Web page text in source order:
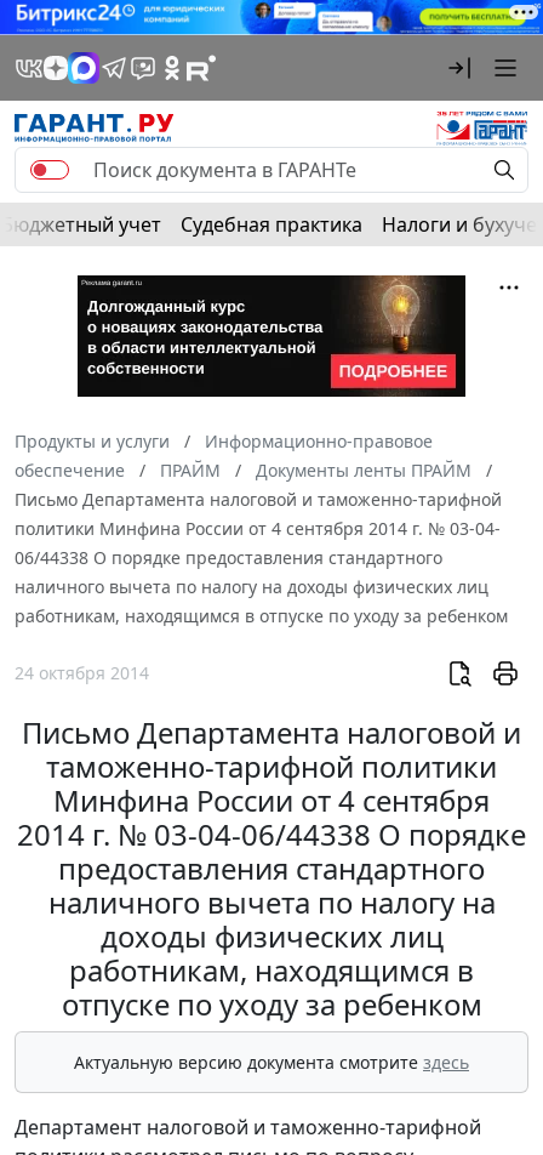
Бюджетный учет Судебная практика Налоги и
Продукты и услуги
Информационно-правовое
обеспечение
ПРАЙМ
Документы ленты ПРАЙМ
Письмо Департамента налоговой и таможенно-тарифной
политики Минфина России от 4 сентября 2014 г. № 03-04-
06/44338 О порядке предоставления стандартного
наличного вычета по налогу на доходы физических лиц
работникам, находящимся в отпуске по уходу за ребенком
24 октября 2014
Письмо Департамента налоговой и
таможенно-тарифной политики
Минфина России от 4 сентября
2014 г. № 03-04-06/44338 О порядке
предоставления стандартного
наличного вычета по налогу на
доходы физических лиц
работникам, находящимся в
отпуске по уходу за ребенком
Актуальную версию документа смотрите здесь
Департамент налоговой и таможенно-тарифной